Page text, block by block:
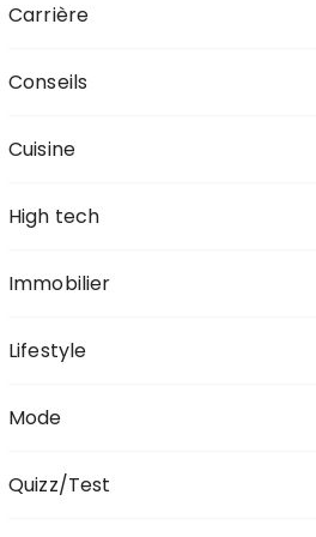
Carrière
Conseils
Cuisine
High tech
Immobilier
Lifestyle
Mode
Quizz/Test